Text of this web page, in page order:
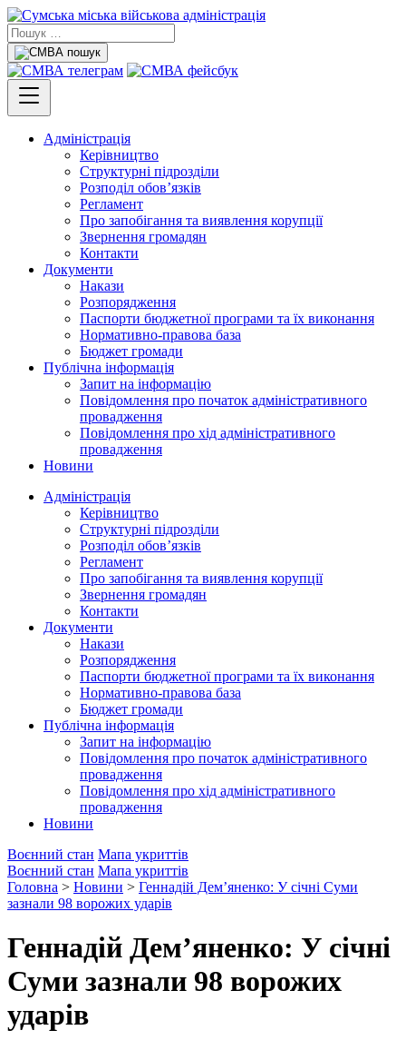
Адміністрація
Керівництво
Структурні підрозділи
Розподіл обов’язків
Регламент
Про запобігання та виявлення корупції
Звернення громадян
Контакти
Документи
Накази
Розпорядження
Паспорти бюджетної програми та їх виконання
Нормативно-правова база
Бюджет громади
Публічна інформація
Запит на інформацію
Повідомлення про початок адміністративного
провадження
Повідомлення про хід адміністративного
провадження
Новини
Адміністрація
Керівництво
Структурні підрозділи
Розподіл обов’язків
Регламент
Про запобігання та виявлення корупції
Звернення громадян
Контакти
Документи
Накази
Розпорядження
Паспорти бюджетної програми та їх виконання
Нормативно-правова база
Бюджет громади
Публічна інформація
Запит на інформацію
Повідомлення про початок адміністративного
провадження
Повідомлення про хід адміністративного
провадження
Новини
Воєнний стан Мапа укриттів
Воєнний стан Мапа укриттів
Головна > Новини > Геннадій Дем’яненко: У січні Суми
зазнали 98 ворожих ударів
Геннадій Дем’яненко: У січні
Суми зазнали 98 ворожих
ударів